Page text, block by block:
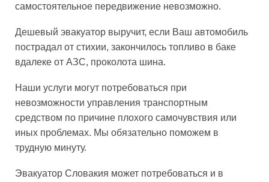
самостоятельное передвижение невозможно.
Дешевый эвакуатор выручит, если Ваш автомобиль
пострадал от стихии, закончилось топливо в баке
вдалеке от АЗС, проколота шина.
Наши услуги могут потребоваться при
невозможности управления транспортным
средством по причине плохого самочувствия или
иных проблемах. Мы обязательно поможем в
трудную минуту.
Эвакуатор Словакия может потребоваться и в